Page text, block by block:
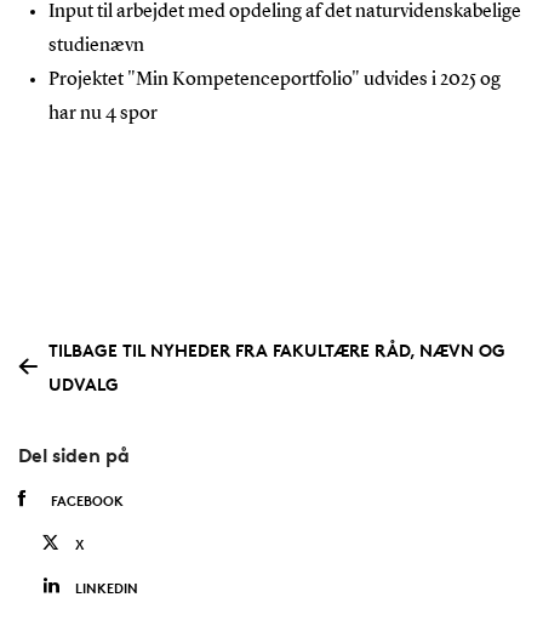
Input til arbejdet med opdeling af det naturvidenskabelige
studienævn
Projektet "Min Kompetenceportfolio" udvides i 2025 og
har nu 4 spor
TILBAGE TIL NYHEDER FRA FAKULTÆRE RÅD, NÆVN OG
UDVALG
Del siden på
FACEBOOK
X
LINKEDIN